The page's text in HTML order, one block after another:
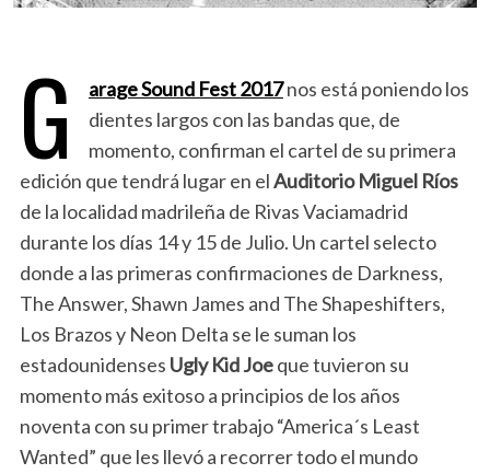
G arage Sound Fest 2017nos está poniendo los
dientes largos con las bandas que, de
momento, confirman el cartel de su primera
edición que tendrá lugar en elAuditorio Miguel Ríos
de la localidad madrileña de Rivas Vaciamadrid
durante los días 14 y 15 de Julio. Un cartel selecto
donde a las primeras confirmaciones de Darkness,
The Answer, Shawn James and The Shapeshifters,
Los Brazos y Neon Delta se le suman los
estadounidenses Ugly Kid Joeque tuvieron su
momento más exitoso a principios de los años
noventa con su primer trabajo “America´s Least
Wanted” que les llevó a recorrer todo el mundo